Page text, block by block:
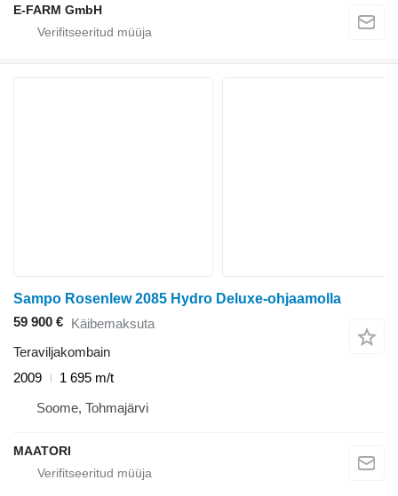
E-FARM GmbH
Sampo Rosenlew 2085 Hydro Deluxe-ohjaamolla
59 900 € Käibemaksuta
Teraviljakombain
2009
1 695 m/t
Soome, Tohmajärvi
MAATORI